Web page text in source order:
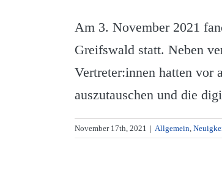
Am 3. November 2021
Greifswald statt. Neben
Vertreter:innen hatten
auszutauschen und die
November 17th, 2021 | Allgemein,